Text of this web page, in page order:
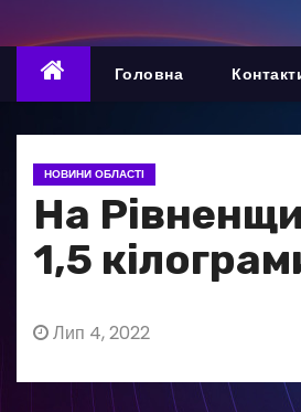
д
Головна
НОВИНИ ОБЛАСТІ
На
1,5
Лип 4, 2022